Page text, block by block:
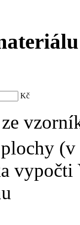
Kč
(v
vypočti